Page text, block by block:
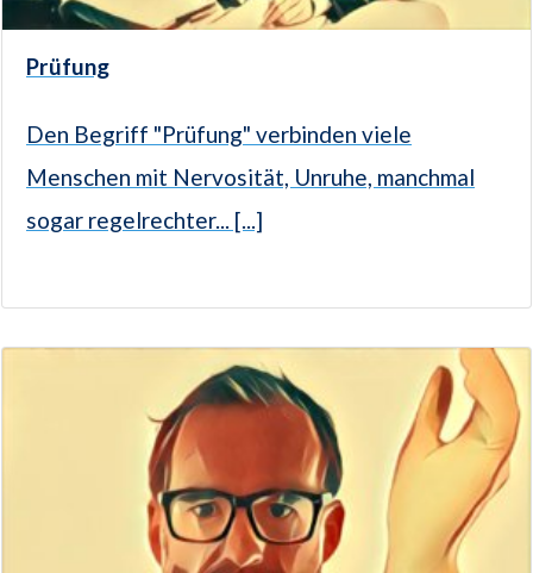
Prüfung
Den Begriff "Prüfung" verbinden viele
Menschen mit Nervosität, Unruhe, manchmal
sogar regelrechter... [...]